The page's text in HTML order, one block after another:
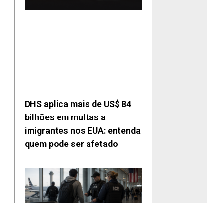
DHS aplica mais de US$ 84
bilhões em multas a
imigrantes nos EUA: entenda
quem pode ser afetado